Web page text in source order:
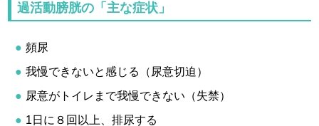
過活動膀胱の「主な症状」
頻尿
我慢できないと感じる（尿意切迫）
尿意がトイレまで我慢できない（失禁）
1日に８回以上、排尿する